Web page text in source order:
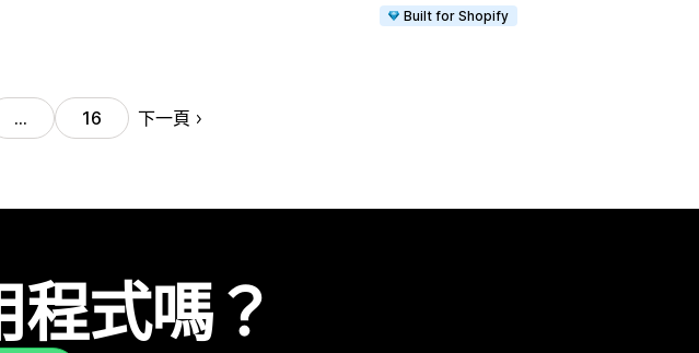
Built for Shopify
… 16 下一頁
式嗎？